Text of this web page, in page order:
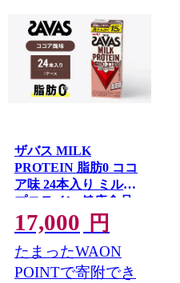
ザバス MILK
PROTEIN 脂肪0 ココ
ア味 24本入り ミルク
プロテイン 健康食品
飲料 ドリンク ココア
ビタミンB6配合 運動
後 朝食時 SAVAS
17,000 円
たまったWAON
POINTで寄附でき